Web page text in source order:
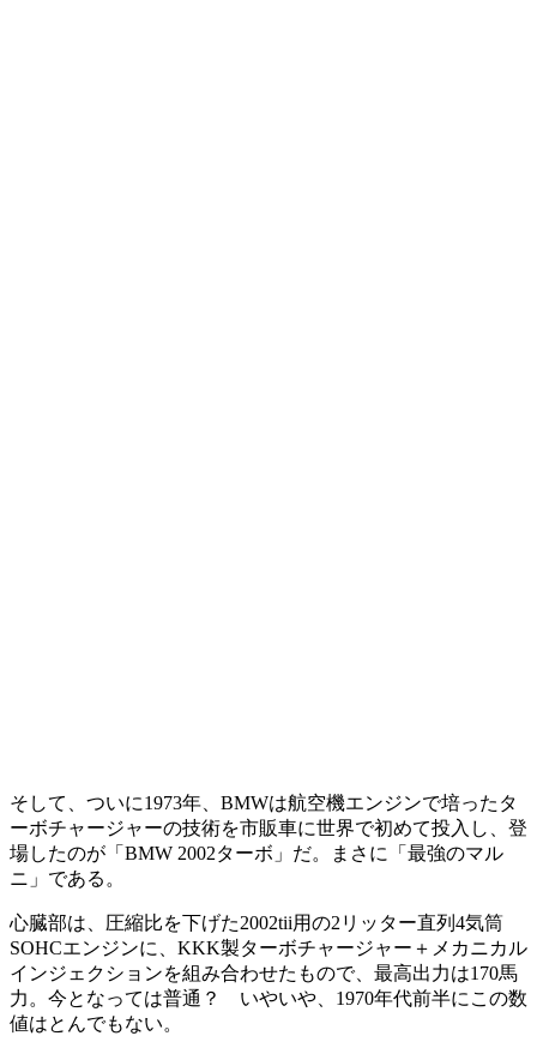
そして、ついに1973年、BMWは航空機エンジンで培ったタ
ーボチャージャーの技術を市販車に世界で初めて投入し、登
場したのが「BMW 2002ターボ」だ。まさに「最強のマル
ニ」である。
心臓部は、圧縮比を下げた2002tii用の2リッター直列4気筒
SOHCエンジンに、KKK製ターボチャージャー＋メカニカル
インジェクションを組み合わせたもので、最高出力は170馬
力。今となっては普通？ いやいや、1970年代前半にこの数
値はとんでもない。